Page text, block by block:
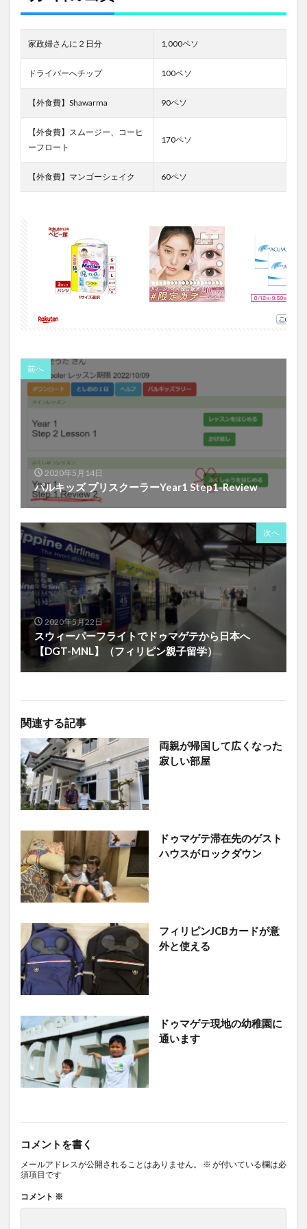
家政婦さんに２日分 1,000ペソ
ドライバーへチップ 100ペソ
【外食費】Shawarma 90ペソ
【外食費】スムージー、コーヒ
ーフロート
170ペソ
【外食費】マンゴーシェイク 60ペソ
前へ
2020年5月14日
パルキッズ プリスクーラーYear1 Step1-Review
次へ
2020年5月22日
スウィーパーフライトでドゥマゲテから日本へ
【DGT-MNL】（フィリピン親子留学）
関連する記事
両親が帰国して広くなった
寂しい部屋
ドゥマゲテ滞在先のゲスト
ハウスがロックダウン
フィリピンJCBカードが意
外と使える
ドゥマゲテ現地の幼稚園に
通います
コメントを書く
メールアドレスが公開されることはありません。 ※ が付いている欄は必
須項目です
コメント ※